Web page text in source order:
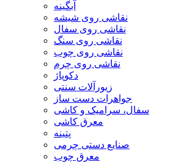
آبگینه
نقاشی روی شیشه
نقاشی روی سفال
نقاشی روی سنگ
نقاشی روی چوب
نقاشی روی چرم
دکوپاژ
زیورآلات سنتی
جواهرات دست ساز
سفال، سرامیک و کاشی
معرق کاشی
پتینه
صنایع دستی چرمی
معرق چوب